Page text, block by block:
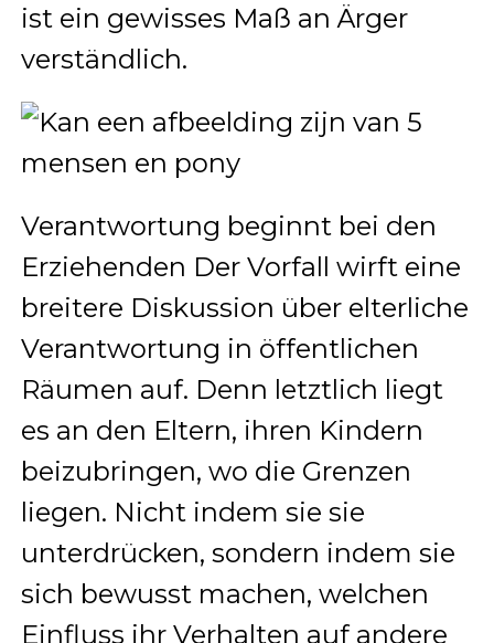
ist ein gewisses Maß an Ärger
verständlich.
Verantwortung beginnt bei den
Erziehenden Der Vorfall wirft eine
breitere Diskussion über elterliche
Verantwortung in öffentlichen
Räumen auf. Denn letztlich liegt
es an den Eltern, ihren Kindern
beizubringen, wo die Grenzen
liegen. Nicht indem sie sie
unterdrücken, sondern indem sie
sich bewusst machen, welchen
Einfluss ihr Verhalten auf andere